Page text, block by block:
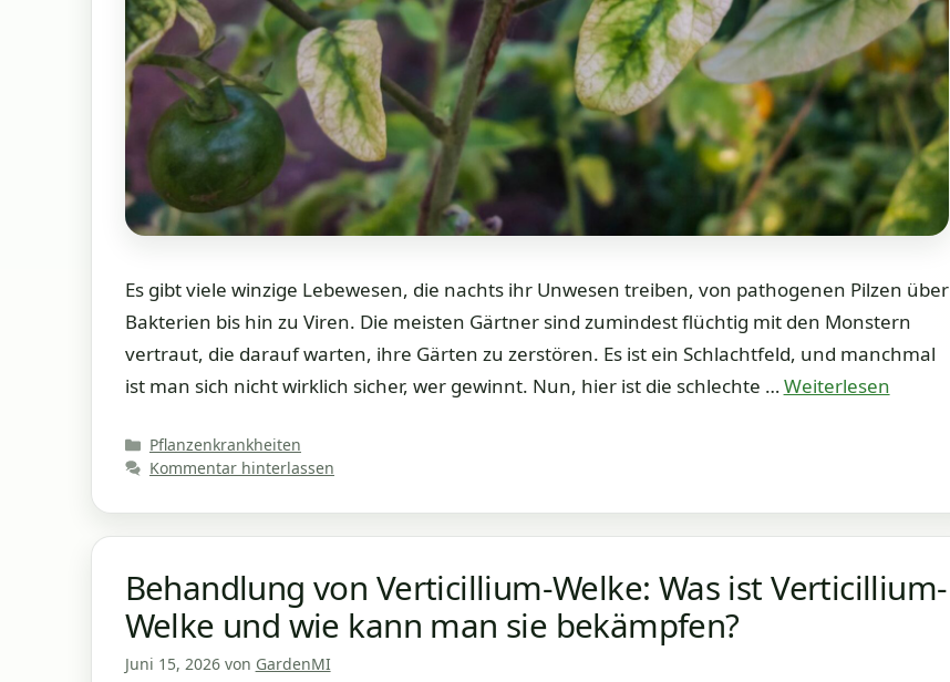
Es gibt viele winzige Lebewesen, die nachts ihr Unwesen treiben, von pathogenen Pilzen über
Bakterien bis hin zu Viren. Die meisten Gärtner sind zumindest flüchtig mit den Monstern
vertraut, die darauf warten, ihre Gärten zu zerstören. Es ist ein Schlachtfeld, und manchmal
ist man sich nicht wirklich sicher, wer gewinnt. Nun, hier ist die schlechte …Weiterlesen
Kategorien
Pflanzenkrankheiten
Kommentar hinterlassen
Behandlung von Verticillium-Welke: Was ist Verticillium-
Welke und wie kann man sie bekämpfen?
Juni 15, 2026 von GardenMI